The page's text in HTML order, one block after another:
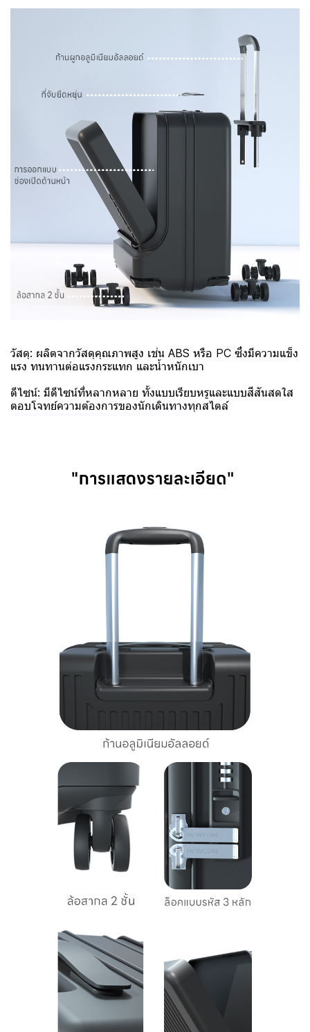
วัสดุ: ผลิตจากวัสดุคุณภาพสูง เช่น ABS หรือ PC ซึ่งมีความแข็ง
แรง ทนทานต่อแรงกระแทก และน้ำหนักเบา
ดีไซน์: มีดีไซน์ที่หลากหลาย ทั้งแบบเรียบหรูและแบบสีสันสดใส
ตอบโจทย์ความต้องการของนักเดินทางทุกสไตล์